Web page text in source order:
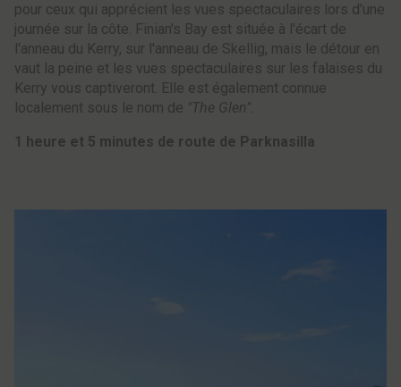
pour ceux qui apprécient les vues spectaculaires lors d'une
journée sur la côte. Finian's Bay est située à l'écart de
l'anneau du Kerry, sur l'anneau de Skellig, mais le détour en
vaut la peine et les vues spectaculaires sur les falaises du
Kerry vous captiveront. Elle est également connue
localement sous le nom de "The Glen".
1 heure et 5 minutes de route de Parknasilla